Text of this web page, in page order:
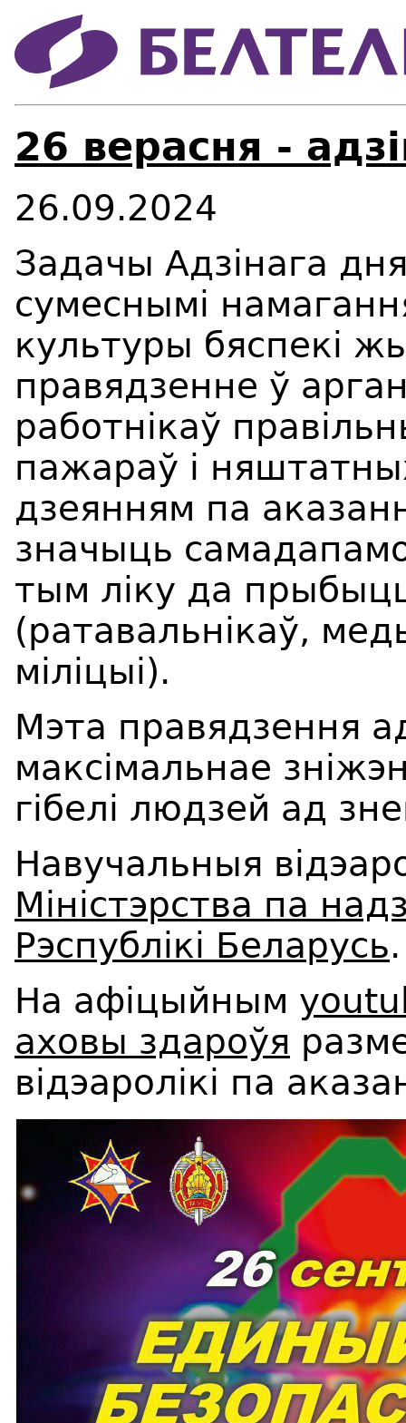
26 верасня -
26.09.2024
Задачы Адзінага
сумеснымі
культуры бяспекі
правядзенне ў
работнікаў
пажараў і
дзеянням па
значыць
тым ліку да
(ратавальнікаў,
міліцыі).
Мэта правядзення
максімальнае
гібелі людзей ад
Навучальныя
Міністэрства па
Рэспублікі Беларусь.
На афіцыйным
аховы здароўя
відэаролікі па